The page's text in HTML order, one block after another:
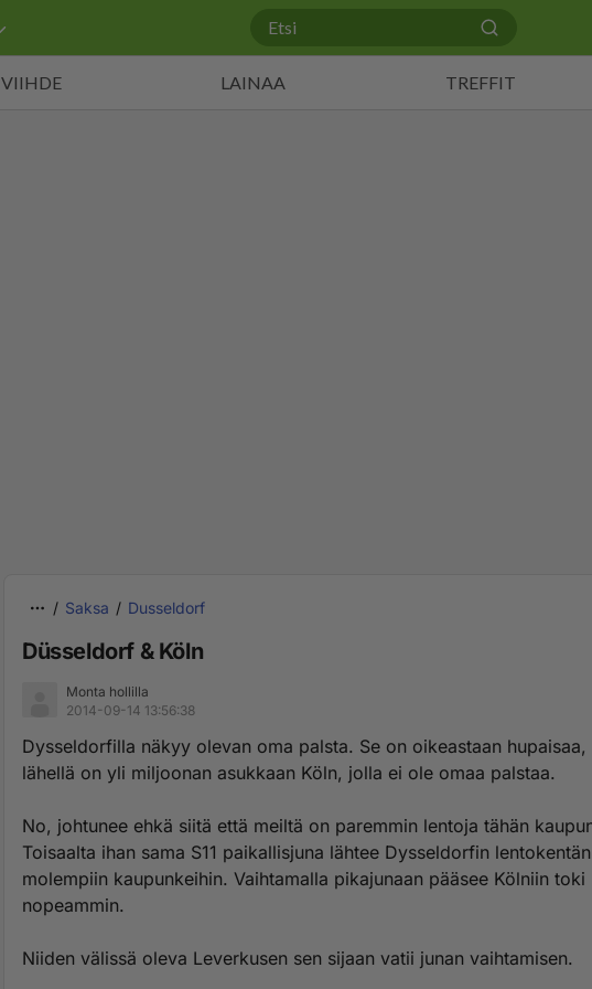
VIIHDE LAINAA TREFFIT
Saksa Dusseldorf
Düsseldorf & Köln
Monta hollilla
2014-09-14 13:56:38
Dysseldorfilla näkyy olevan oma palsta. Se on oikeastaan hupaisaa,
lähellä on yli miljoonan asukkaan Köln, jolla ei ole omaa palstaa.
No, johtunee ehkä siitä että meiltä on paremmin lentoja tähän
Toisaalta ihan sama S11 paikallisjuna lähtee Dysseldorfin
molempiin kaupunkeihin. Vaihtamalla pikajunaan pääsee Kölniin toki
nopeammin.
Niiden välissä oleva Leverkusen sen sijaan vatii junan vaihtamisen.